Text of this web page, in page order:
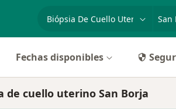
especialidad, enfermedad o
Fechas disponibles
de cuello uterino San Borja